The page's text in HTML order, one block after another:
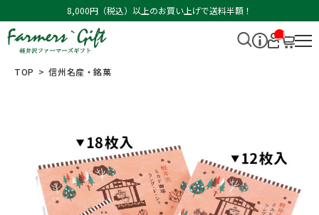
8,000円（税込）以上のお買い上げで送料半額！
__I
T
TOP 信州名産・銘菓